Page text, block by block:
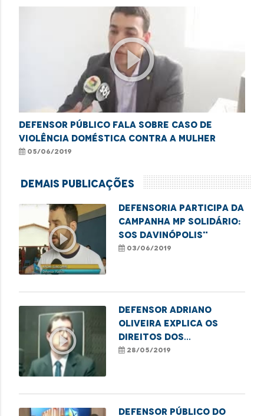
play_circle_outline
Defensor público fala sobre caso de
violência doméstica contra a mulher
05/06/2019
Demais Publicações
play_circle_outline
Defensoria participa da
campanha MP Solidário:
SOS Davinópolis"
03/06/2019
play_circle_outline
Defensor Adriano
Oliveira explica os
direitos dos
consumidores
28/05/2019
Defensor público do